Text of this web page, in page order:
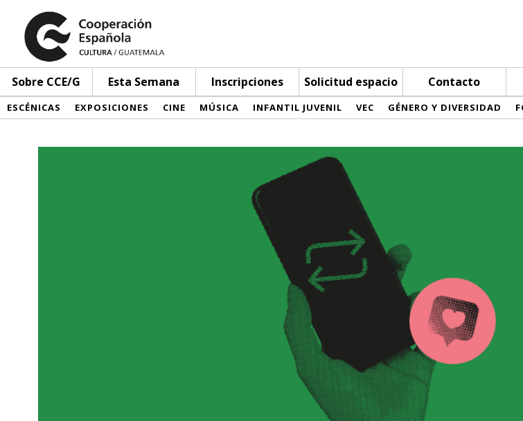
Sobre CCE/G Esta Semana Inscripciones Solicitud espacio Contacto
ESCÉNICAS EXPOSICIONES CINE MÚSICA INFANTIL JUVENIL VEC GÉNERO Y DIVERSIDAD